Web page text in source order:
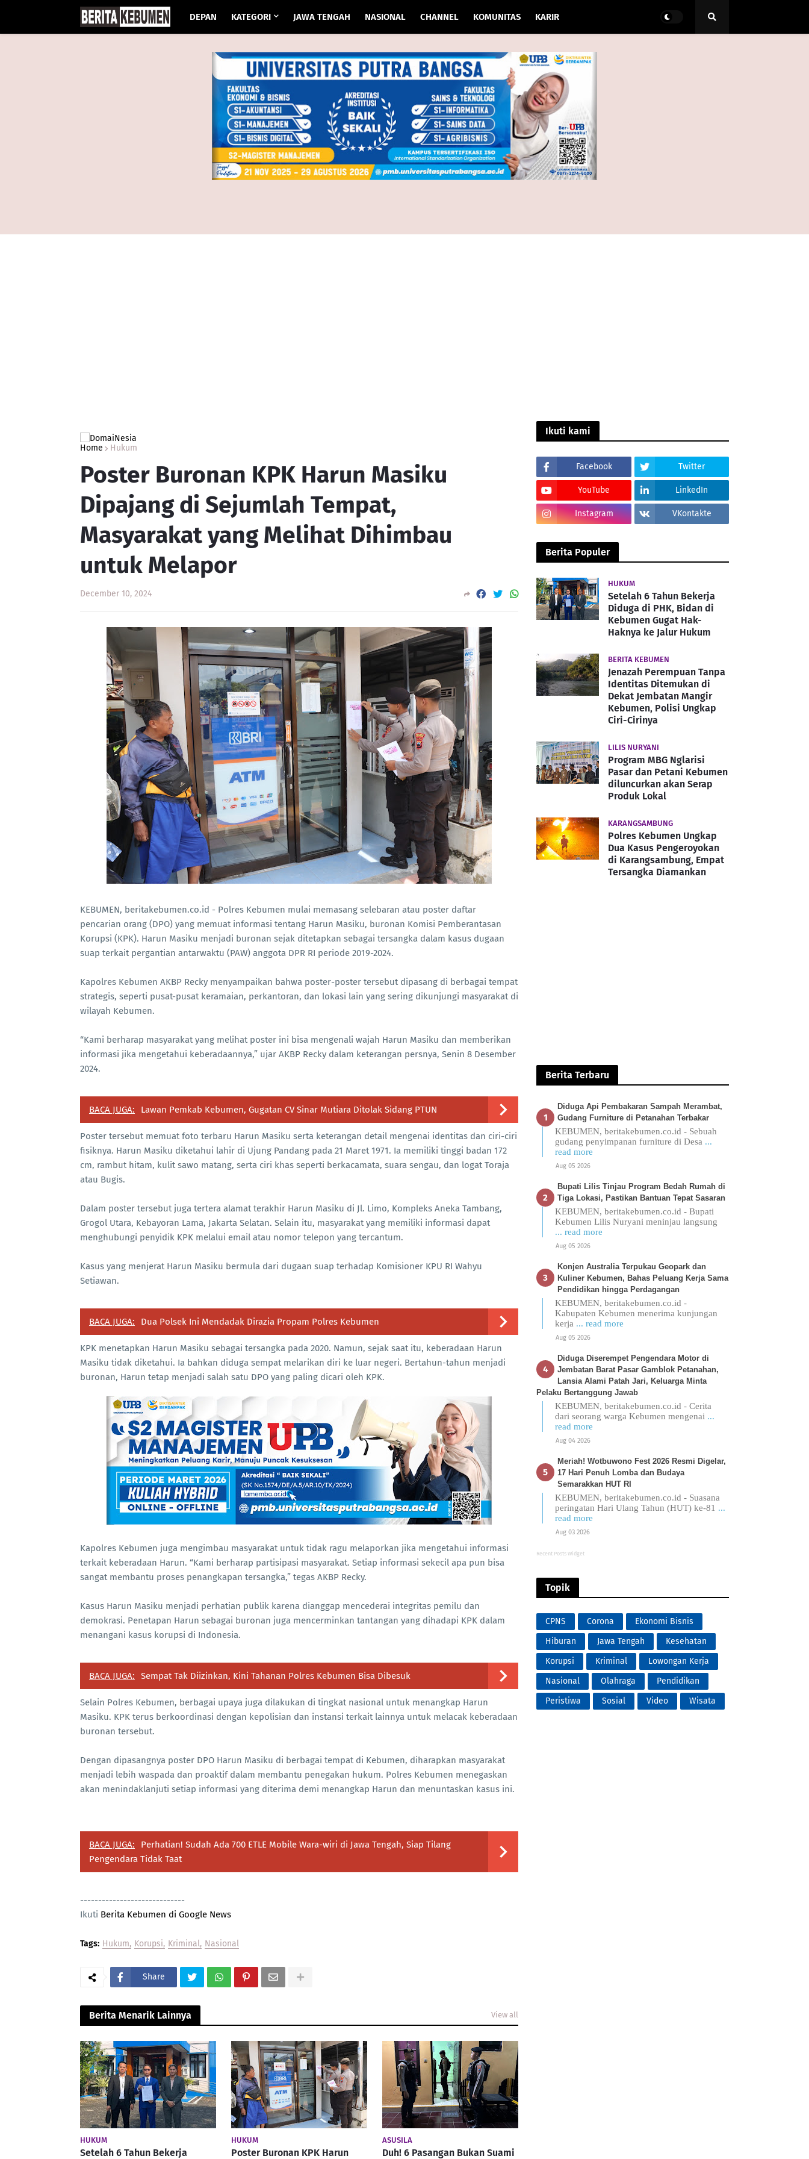
DEPAN KATEGORI JAWA TENGAH NASIONAL CHANNEL KOMUNITAS KARIR
Home Hukum
Poster Buronan KPK Harun Masiku
Dipajang di Sejumlah Tempat,
Masyarakat yang Melihat Dihimbau
untuk Melapor
December 10, 2024
KEBUMEN, beritakebumen.co.id - Polres Kebumen mulai memasang selebaran atau poster daftar
pencarian orang (DPO) yang memuat informasi tentang Harun Masiku, buronan Komisi Pemberantasan
Korupsi (KPK). Harun Masiku menjadi buronan sejak ditetapkan sebagai tersangka dalam kasus dugaan
suap terkait pergantian antarwaktu (PAW) anggota DPR RI periode 2019-2024.
Kapolres Kebumen AKBP Recky menyampaikan bahwa poster-poster tersebut dipasang di berbagai tempat
strategis, seperti pusat-pusat keramaian, perkantoran, dan lokasi lain yang sering dikunjungi masyarakat di
wilayah Kebumen.
“Kami berharap masyarakat yang melihat poster ini bisa mengenali wajah Harun Masiku dan memberikan
informasi jika mengetahui keberadaannya,” ujar AKBP Recky dalam keterangan persnya, Senin 8 Desember
2024.
BACA JUGA: Lawan Pemkab Kebumen, Gugatan CV Sinar Mutiara Ditolak Sidang PTUN
Poster tersebut memuat foto terbaru Harun Masiku serta keterangan detail mengenai identitas dan ciri-ciri
fisiknya. Harun Masiku diketahui lahir di Ujung Pandang pada 21 Maret 1971. Ia memiliki tinggi badan 172
cm, rambut hitam, kulit sawo matang, serta ciri khas seperti berkacamata, suara sengau, dan logat Toraja
atau Bugis.
Dalam poster tersebut juga tertera alamat terakhir Harun Masiku di Jl. Limo, Kompleks Aneka Tambang,
Grogol Utara, Kebayoran Lama, Jakarta Selatan. Selain itu, masyarakat yang memiliki informasi dapat
menghubungi penyidik KPK melalui email atau nomor telepon yang tercantum.
Kasus yang menjerat Harun Masiku bermula dari dugaan suap terhadap Komisioner KPU RI Wahyu
Setiawan.
BACA JUGA: Dua Polsek Ini Mendadak Dirazia Propam Polres Kebumen
KPK menetapkan Harun Masiku sebagai tersangka pada 2020. Namun, sejak saat itu, keberadaan Harun
Masiku tidak diketahui. Ia bahkan diduga sempat melarikan diri ke luar negeri. Bertahun-tahun menjadi
buronan, Harun tetap menjadi salah satu DPO yang paling dicari oleh KPK.
Kapolres Kebumen juga mengimbau masyarakat untuk tidak ragu melaporkan jika mengetahui informasi
terkait keberadaan Harun. “Kami berharap partisipasi masyarakat. Setiap informasi sekecil apa pun bisa
sangat membantu proses penangkapan tersangka,” tegas AKBP Recky.
Kasus Harun Masiku menjadi perhatian publik karena dianggap mencederai integritas pemilu dan
demokrasi. Penetapan Harun sebagai buronan juga mencerminkan tantangan yang dihadapi KPK dalam
menangani kasus korupsi di Indonesia.
BACA JUGA: Sempat Tak Diizinkan, Kini Tahanan Polres Kebumen Bisa Dibesuk
Selain Polres Kebumen, berbagai upaya juga dilakukan di tingkat nasional untuk menangkap Harun
Masiku. KPK terus berkoordinasi dengan kepolisian dan instansi terkait lainnya untuk melacak keberadaan
buronan tersebut.
Dengan dipasangnya poster DPO Harun Masiku di berbagai tempat di Kebumen, diharapkan masyarakat
menjadi lebih waspada dan proaktif dalam membantu penegakan hukum. Polres Kebumen menegaskan
akan menindaklanjuti setiap informasi yang diterima demi menangkap Harun dan menuntaskan kasus ini.
BACA JUGA:
Perhatian! Sudah Ada 700 ETLE Mobile Wara-wiri di Jawa Tengah, Siap Tilang
Pengendara Tidak Taat
-----------------------------
Ikuti Berita Kebumen di Google News
Tags: Hukum Korupsi Kriminal Nasional
Share
Berita Menarik Lainnya View all
HUKUM
Setelah 6 Tahun Bekerja
HUKUM
Poster Buronan KPK Harun
ASUSILA
Duh! 6 Pasangan Bukan Suami
Ikuti kami
Facebook Twitter
YouTube LinkedIn
Instagram VKontakte
Berita Populer
HUKUM
Setelah 6 Tahun Bekerja
Diduga di PHK, Bidan di
Kebumen Gugat Hak-
Haknya ke Jalur Hukum
BERITA KEBUMEN
Jenazah Perempuan Tanpa
Identitas Ditemukan di
Dekat Jembatan Mangir
Kebumen, Polisi Ungkap
Ciri-Cirinya
LILIS NURYANI
Program MBG Nglarisi
Pasar dan Petani Kebumen
diluncurkan akan Serap
Produk Lokal
KARANGSAMBUNG
Polres Kebumen Ungkap
Dua Kasus Pengeroyokan
di Karangsambung, Empat
Tersangka Diamankan
Berita Terbaru
Diduga Api Pembakaran Sampah Merambat,
Gudang Furniture di Petanahan Terbakar
KEBUMEN, beritakebumen.co.id - Sebuah
gudang penyimpanan furniture di Desa ...
read more
Aug 05 2026
Bupati Lilis Tinjau Program Bedah Rumah di
Tiga Lokasi, Pastikan Bantuan Tepat Sasaran
KEBUMEN, beritakebumen.co.id - Bupati
Kebumen Lilis Nuryani meninjau langsung
... read more
Aug 05 2026
Konjen Australia Terpukau Geopark dan
Kuliner Kebumen, Bahas Peluang Kerja Sama
Pendidikan hingga Perdagangan
KEBUMEN, beritakebumen.co.id -
Kabupaten Kebumen menerima kunjungan
kerja ... read more
Aug 05 2026
Diduga Diserempet Pengendara Motor di
Jembatan Barat Pasar Gamblok Petanahan,
Lansia Alami Patah Jari, Keluarga Minta
Pelaku Bertanggung Jawab
KEBUMEN, beritakebumen.co.id - Cerita
dari seorang warga Kebumen mengenai ...
read more
Aug 04 2026
Meriah! Wotbuwono Fest 2026 Resmi Digelar,
17 Hari Penuh Lomba dan Budaya
Semarakkan HUT RI
KEBUMEN, beritakebumen.co.id - Suasana
peringatan Hari Ulang Tahun (HUT) ke-81 ...
read more
Aug 03 2026
Recent Posts Widget
Topik
CPNS Corona
Ekonomi Bisnis
Hiburan
Jawa Tengah
Kesehatan
Korupsi
Kriminal
Lowongan Kerja
Nasional
Olahraga
Pendidikan
Peristiwa
Sosial Video Wisata